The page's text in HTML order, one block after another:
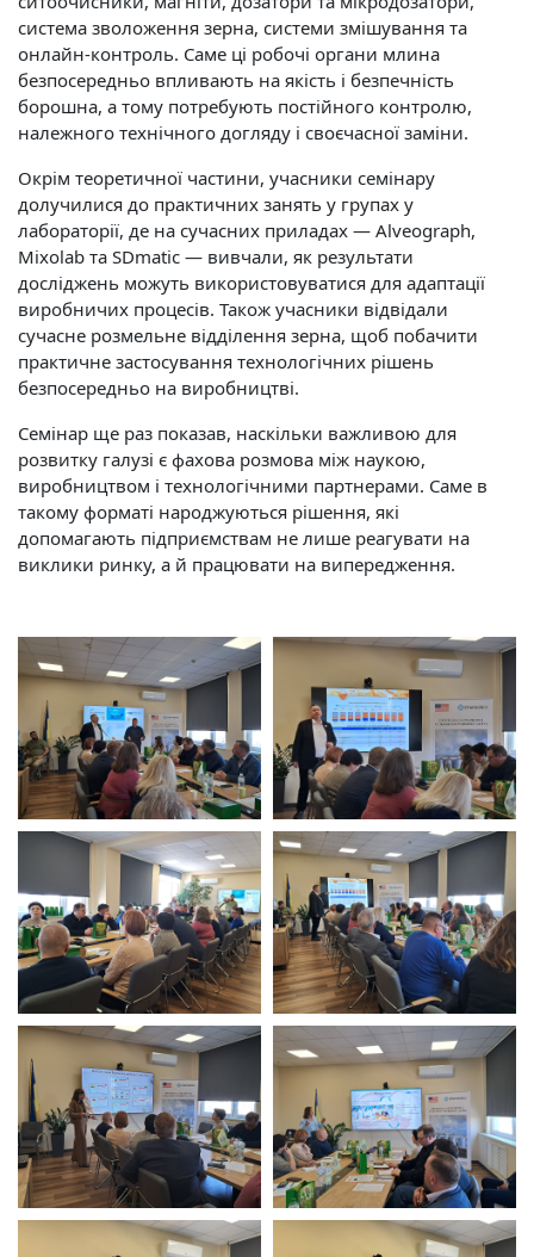
система зволоження зерна, системи змішування та
онлайн-контроль. Саме ці робочі органи млина
безпосередньо впливають на якість і безпечність
борошна, а тому потребують постійного контролю,
належного технічного догляду і своєчасної заміни.
Окрім теоретичної частини, учасники семінару
долучилися до практичних занять у групах у
лабораторії, де на сучасних приладах — Alveograph,
Mixolab та SDmatic — вивчали, як результати
досліджень можуть використовуватися для адаптації
виробничих процесів. Також учасники відвідали
сучасне розмельне відділення зерна, щоб побачити
практичне застосування технологічних рішень
безпосередньо на виробництві.
Семінар ще раз показав, наскільки важливою для
розвитку галузі є фахова розмова між наукою,
виробництвом і технологічними партнерами. Саме в
такому форматі народжуються рішення, які
допомагають підприємствам не лише реагувати на
виклики ринку, а й працювати на випередження.